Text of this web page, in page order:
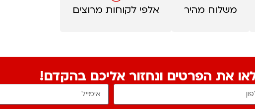
משלוח מהיר אלפי לקוחות מרוצים
את הפרטים ונחזור אליכם בהקדם!